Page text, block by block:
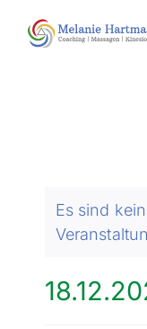
Inhalt
Es sind